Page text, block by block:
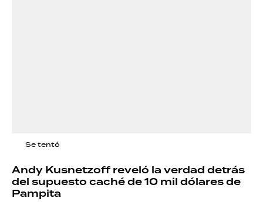
Se tentó
Andy Kusnetzoff reveló la verdad detrás
del supuesto caché de 10 mil dólares de
Pampita